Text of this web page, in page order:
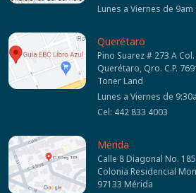
Lunes a Viernes de 9am
Querétaro
Pino Suarez # 273 A
Querétaro, Qro. C.P.
Toner Land
Lunes a Viernes de
Cel: 442 833 4003
Mérida
Calle 8 Diagonal No. 185
Colonia Residencial
97133 Mérida